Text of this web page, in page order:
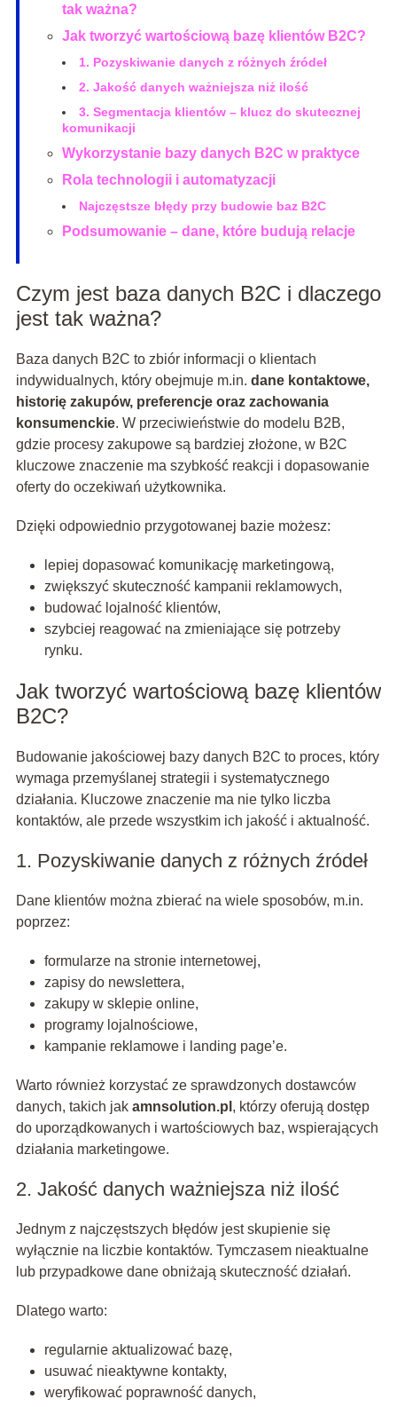
tak ważna?
Jak tworzyć wartościową bazę klientów B2C?
1. Pozyskiwanie danych z różnych źródeł
2. Jakość danych ważniejsza niż ilość
3. Segmentacja klientów – klucz do skutecznej
komunikacji
Wykorzystanie bazy danych B2C w praktyce
Rola technologii i automatyzacji
Najczęstsze błędy przy budowie baz B2C
Podsumowanie – dane, które budują relacje
Czym jest baza danych B2C i dlaczego
jest tak ważna?
Baza danych B2C to zbiór informacji o klientach
indywidualnych, który obejmuje m.in. dane kontaktowe,
historię zakupów, preferencje oraz zachowania
konsumenckie. W przeciwieństwie do modelu B2B,
gdzie procesy zakupowe są bardziej złożone, w B2C
kluczowe znaczenie ma szybkość reakcji i dopasowanie
oferty do oczekiwań użytkownika.
Dzięki odpowiednio przygotowanej bazie możesz:
lepiej dopasować komunikację marketingową,
zwiększyć skuteczność kampanii reklamowych,
budować lojalność klientów,
szybciej reagować na zmieniające się potrzeby
rynku.
Jak tworzyć wartościową bazę klientów
B2C?
Budowanie jakościowej bazy danych B2C to proces, który
wymaga przemyślanej strategii i systematycznego
działania. Kluczowe znaczenie ma nie tylko liczba
kontaktów, ale przede wszystkim ich jakość i aktualność.
1. Pozyskiwanie danych z różnych źródeł
Dane klientów można zbierać na wiele sposobów, m.in.
poprzez:
formularze na stronie internetowej,
zapisy do newslettera,
zakupy w sklepie online,
programy lojalnościowe,
kampanie reklamowe i landing page’e.
Warto również korzystać ze sprawdzonych dostawców
danych, takich jak amnsolution.pl , którzy oferują dostęp
do uporządkowanych i wartościowych baz, wspierających
działania marketingowe.
2. Jakość danych ważniejsza niż ilość
Jednym z najczęstszych błędów jest skupienie się
wyłącznie na liczbie kontaktów. Tymczasem nieaktualne
lub przypadkowe dane obniżają skuteczność działań.
Dlatego warto:
regularnie aktualizować bazę,
usuwać nieaktywne kontakty,
weryfikować poprawność danych,